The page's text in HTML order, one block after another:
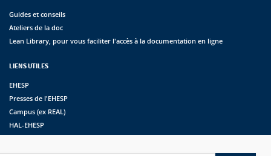
Guides et conseils
Ateliers de la doc
Lean Library, pour vous faciliter l'accès à la documentation en ligne
LIENS UTILES
EHESP
Presses de l'EHESP
Campus (ex REAL)
HAL-EHESP